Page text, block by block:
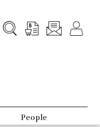
People